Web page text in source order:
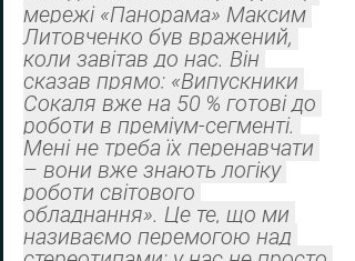
мережі «Панорама» Максим
Литовченко був вражений,
коли завітав до нас. Він
сказав прямо: «Випускники
Сокаля вже на 50 % готові до
роботи в преміум-сегменті.
Мені не треба їх перенавчати
– вони вже знають логіку
роботи світового
обладнання». Це те, що ми
називаємо перемогою над